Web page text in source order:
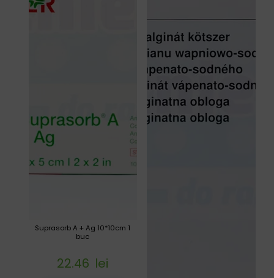
Suprasorb A + Ag 10*10cm 1
buc
22.46 lei